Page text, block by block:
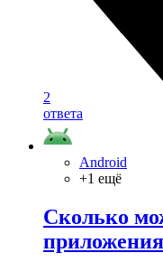
2
ответа
Android
+1 ещё
Сколько